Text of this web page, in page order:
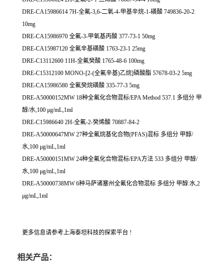
DRE-CA15986614 7H-全氟-3,6-二氧-4-甲基辛烷-1-磺酸 749836-20-2
10mg
DRE-CA15986970 全氟-3-甲氧基丙酸 377-73-1 50mg
DRE-CA15987120 全氟辛基磺酸 1763-23-1 25mg
DRE-C13112600 11H-全氟癸酸 1765-48-6 100mg
DRE-C15312100 MONO-[2-(全氟辛基)乙烷]磷酸酯 57678-03-2 5mg
DRE-CA15986580 全氟癸烷磺酸 335-77-3 5mg
DRE-A50000152MW 18种全氟化合物混标/EPA Method 537.1 多组分 甲
醇/水,100 μg/mL,1ml
DRE-C15986640 2H-全氟-2-癸烯酸 70887-84-2
DRE-A50000647MW 27种全氟烷基化合物(PFAS)混标 多组分 甲醇/
水,100 μg/mL,1ml
DRE-A50000151MW 24种全氟化合物混标/EPA方法 533 多组分 甲醇/
水,100 μg/mL,1ml
DRE-A50000738MW 6种马萨诸塞州全氟化合物混标 多组分 甲醇:水,2
μg/mL,1ml
更多信息请参考上海泰坦科技的探索平台 !
相关产品：